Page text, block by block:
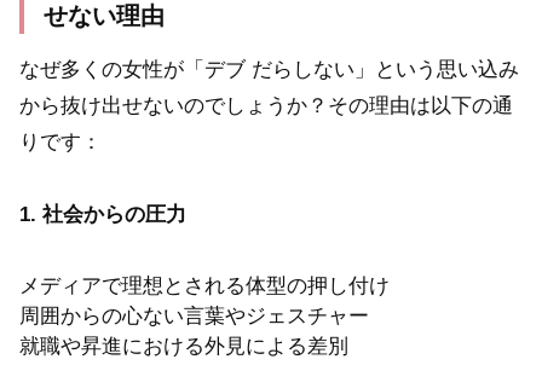
せない理由
なぜ多くの女性が「デブ だらしない」という思い込み
から抜け出せないのでしょうか？その理由は以下の通
りです：
1. 社会からの圧力
メディアで理想とされる体型の押し付け
周囲からの心ない言葉やジェスチャー
就職や昇進における外見による差別